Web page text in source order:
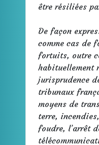
être résiliées
De façon
comme cas de
fortuits, outre
habituellement
jurisprudence
tribunaux
moyens de
terre,
foudre, l’arrêt